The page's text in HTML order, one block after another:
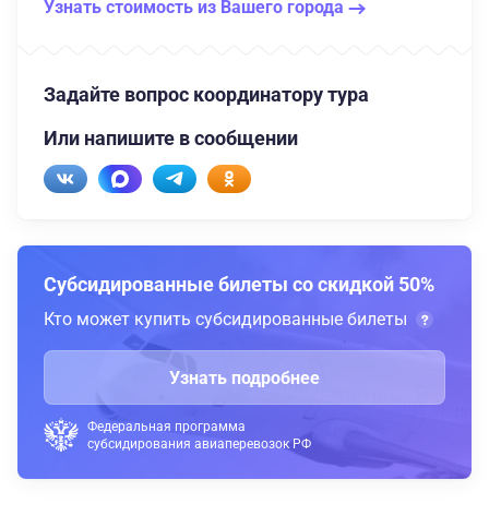
Узнать стоимость из Вашего города
Задайте вопрос координатору тура
Или напишите в сообщении
Субсидированные билеты со скидкой 50%
Кто может купить субсидированные билеты
Узнать подробнее
Федеральная программа
субсидирования авиаперевозок РФ